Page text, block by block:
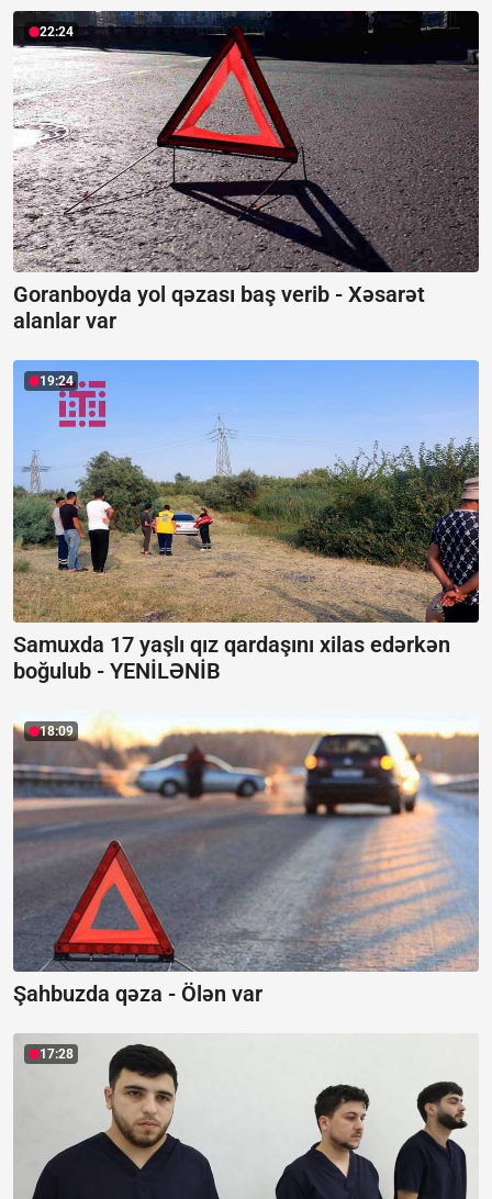
22:24
Goranboyda yol qəzası baş verib - Xəsarət
alanlar var
19:24
Samuxda 17 yaşlı qız qardaşını xilas edərkən
boğulub - YENİLƏNİB
18:09
Şahbuzda qəza - Ölən var
17:28